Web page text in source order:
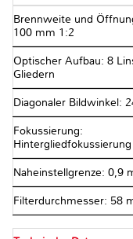
Brennweite und
100 mm 1:2
Optischer Aufbau: 8
Gliedern
Diagonaler Bildwinkel:
Fokussierung:
Naheinstellgrenze: 0,9
Filterdurchmesser: 58